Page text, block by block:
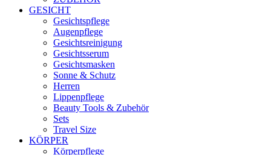
GESICHT
Gesichtspflege
Augenpflege
Gesichtsreinigung
Gesichtsserum
Gesichtsmasken
Sonne & Schutz
Herren
Lippenpflege
Beauty Tools & Zubehör
Sets
Travel Size
KÖRPER
Körperpflege